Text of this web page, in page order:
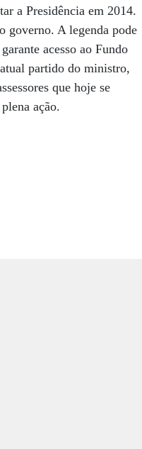
a Presidência em 2014.
governo. A legenda pode
acesso ao Fundo
partido do ministro,
que hoje se
ação.